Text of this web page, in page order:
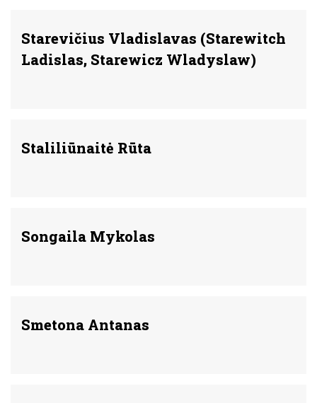
Starevičius Vladislavas (Starewitch
Ladislas, Starewicz Wladyslaw)
Staliliūnaitė Rūta
Songaila Mykolas
Smetona Antanas